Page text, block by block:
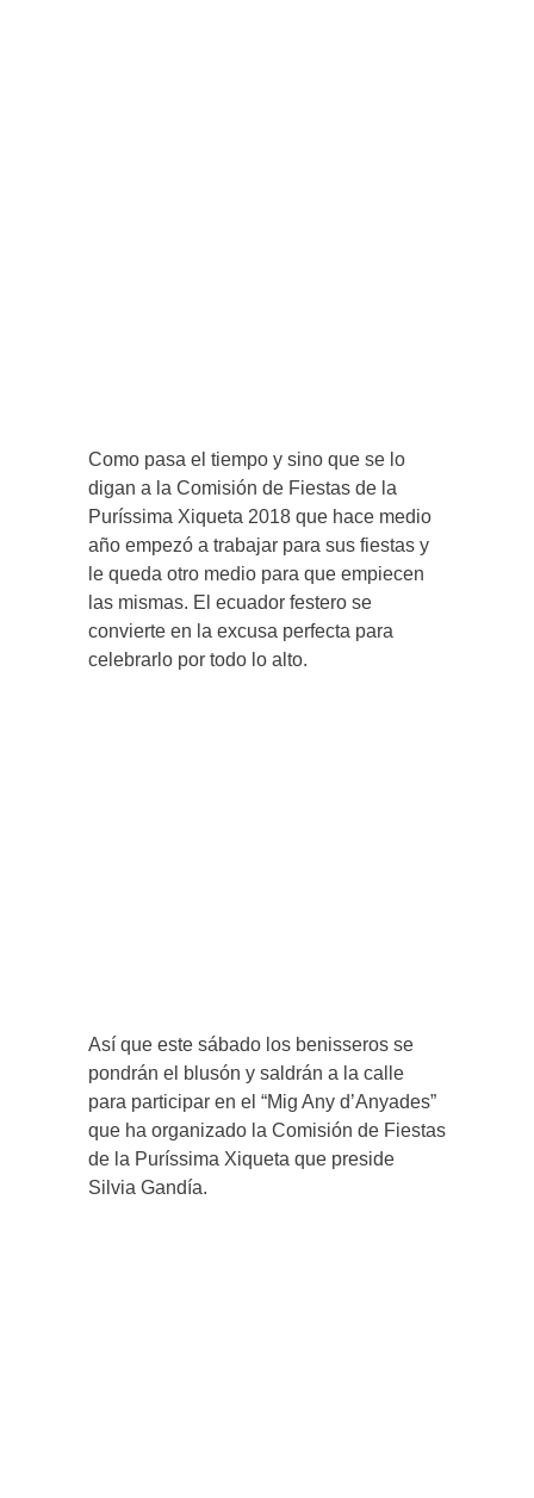
Como pasa el tiempo y sino que se lo
digan a la Comisión de Fiestas de la
Puríssima Xiqueta 2018 que hace medio
año empezó a trabajar para sus fiestas y
le queda otro medio para que empiecen
las mismas. El ecuador festero se
convierte en la excusa perfecta para
celebrarlo por todo lo alto.
Así que este sábado los benisseros se
pondrán el blusón y saldrán a la calle
para participar en el “Mig Any d’Anyades”
que ha organizado la Comisión de Fiestas
de la Puríssima Xiqueta que preside
Silvia Gandía.